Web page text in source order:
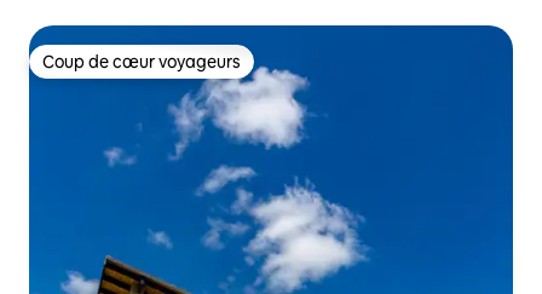
Coup de cœur voyageurs
Coup de cœur voyageurs